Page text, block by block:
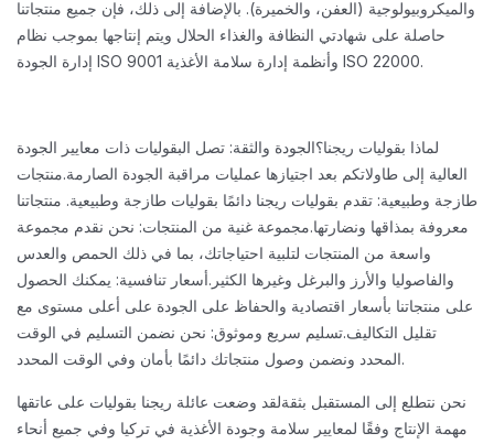
والميكروبيولوجية (العفن، والخميرة). بالإضافة إلى ذلك، فإن جميع منتجاتنا
حاصلة على شهادتي النظافة والغذاء الحلال ويتم إنتاجها بموجب نظام
إدارة الجودة ISO 9001 وأنظمة إدارة سلامة الأغذية ISO 22000.
لماذا بقوليات ريجنا؟الجودة والثقة: تصل البقوليات ذات معايير الجودة
العالية إلى طاولاتكم بعد اجتيازها عمليات مراقبة الجودة الصارمة.منتجات
طازجة وطبيعية: تقدم بقوليات ريجنا دائمًا بقوليات طازجة وطبيعية. منتجاتنا
معروفة بمذاقها ونضارتها.مجموعة غنية من المنتجات: نحن نقدم مجموعة
واسعة من المنتجات لتلبية احتياجاتك، بما في ذلك الحمص والعدس
والفاصوليا والأرز والبرغل وغيرها الكثير.أسعار تنافسية: يمكنك الحصول
على منتجاتنا بأسعار اقتصادية والحفاظ على الجودة على أعلى مستوى مع
تقليل التكاليف.تسليم سريع وموثوق: نحن نضمن التسليم في الوقت
المحدد ونضمن وصول منتجاتك دائمًا بأمان وفي الوقت المحدد.
نحن نتطلع إلى المستقبل بثقةلقد وضعت عائلة ريجنا بقوليات على عاتقها
مهمة الإنتاج وفقًا لمعايير سلامة وجودة الأغذية في تركيا وفي جميع أنحاء